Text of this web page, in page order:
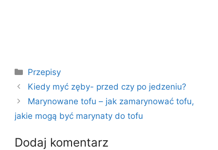
Kategorie
Przepisy
Kiedy myć zęby- przed czy po jedzeniu?
Marynowane tofu – jak zamarynować tofu,
jakie mogą być marynaty do tofu
Dodaj komentarz